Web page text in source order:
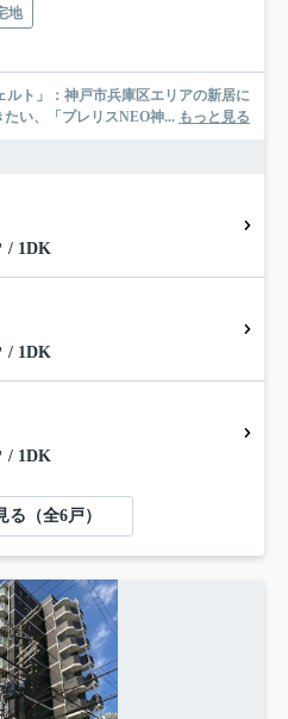
地
ルト」：神戸市兵庫区エリアの新居に
い、「プレリスNEO神... もっと見る
/ 1DK
/ 1DK
/ 1DK
る（全6戸）